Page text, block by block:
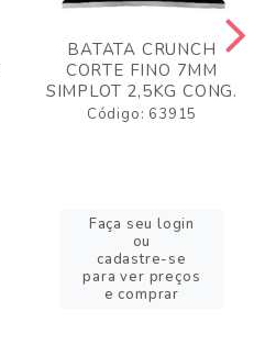
BATATA CRUNCH
CORTE FINO 7MM
SIMPLOT 2,5KG CONG.
Código: 63915
Faça seu login
ou
cadastre-se
para ver preços
e comprar